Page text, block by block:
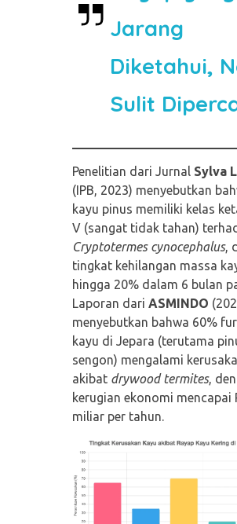
Jarang
Diketahui,
Sulit
Penelitian dari Jurnal Sylva
(IPB, 2023) menyebutkan
kayu pinus memiliki kelas
V (sangat tidak tahan)
Cryptotermes cynocephalus,
tingkat kehilangan massa
hingga 20% dalam 6 bulan
Laporan dari ASMINDO
menyebutkan bahwa 60%
kayu di Jepara (terutama
sengon) mengalami
akibat drywood termites,
kerugian ekonomi mencapai
miliar per tahun.